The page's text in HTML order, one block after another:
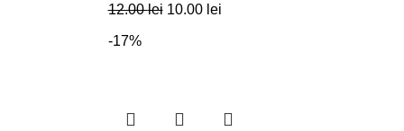
12.00lei 10.00 lei
-17%